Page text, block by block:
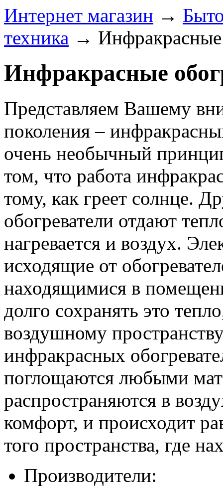
Интернет магазин →
техника → Инфракрасные
Инфракрасные
Представляем Вашему
поколения –
очень необычный
том, что работа
тому, как греет солнце.
обогреватели отдают
нагревается и воздух.
исходящие от
находящимися в
долго сохранять это
воздушному
инфракрасных
поглощаются любыми
распространяются в
комфорт, и происходит
того пространства, где
Производители: